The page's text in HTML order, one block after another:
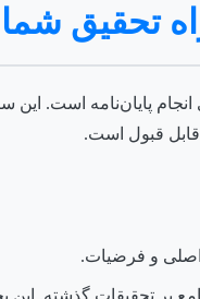
پایان‌نامه است. این
قبول است.
و فرضیات.